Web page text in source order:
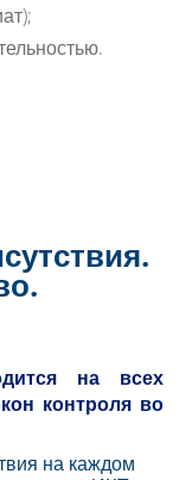
на всех
контроля во
на каждом